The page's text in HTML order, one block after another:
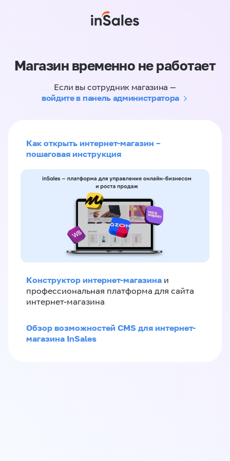
Магазин временно не работает
Если вы сотрудник магазина —
войдите в панель администратора
Как открыть интернет-магазин –
пошаговая инструкция
Конструктор интернет-магазина и
профессиональная платформа для сайта
интернет-магазина
Обзор возможностей CMS для интернет-
магазина InSales